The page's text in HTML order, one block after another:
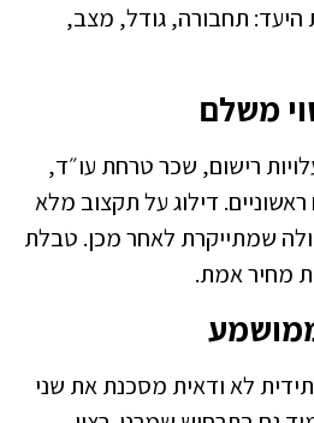
תחבורה, גודל, מצב,
משלם
רישום, שכר טרחת עו״ד,
ראשוניים. דילוג על תקצוב מלא
שמתייקרת לאחר מכן. טבלת
מחיר אמת.
לא ודאית מסכנת את שני